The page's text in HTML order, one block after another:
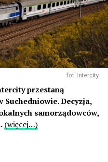
fot. Intercity
przestaną
Suchedniowie. Decyzja,
samorządowców,
(więcej…)